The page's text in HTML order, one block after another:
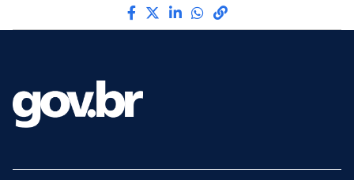
Compártelo por Facebook
Compártelo por Twitter
Compártelo por LinkedIn
Compártelo por
Enlace para Copy